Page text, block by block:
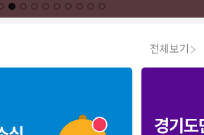
전체보기